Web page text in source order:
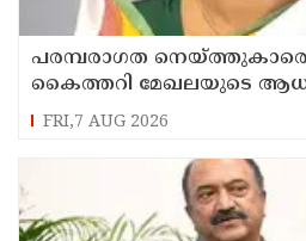
പരമ്പരാഗത നെയ്ത്തുകാരെ
കൈത്തറി മേഖലയുടെ
സാധ്യമാക്കും: ഡെപ്യൂട്ടി
ഉസ്മാൻ
FRI,7 AUG 2026